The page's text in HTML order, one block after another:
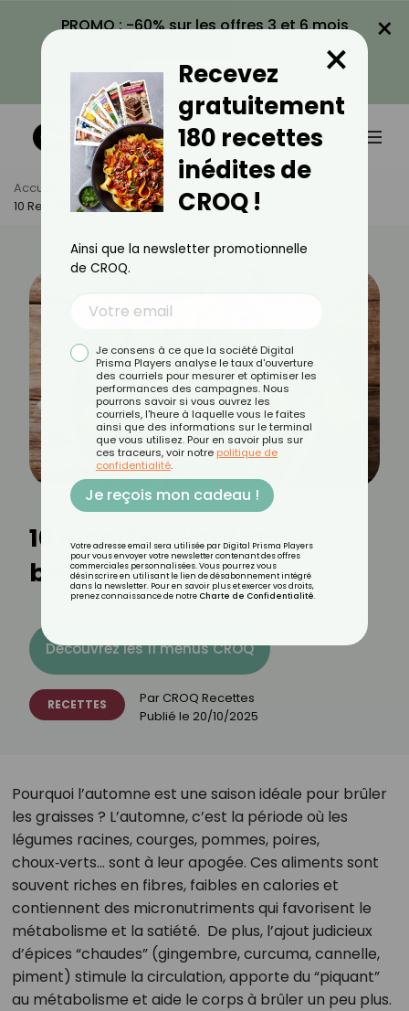
PROMO : -60% sur les offres 3 et 6 mois
VOIR LA PROMO
×
Accueil Actus
Recettes
10 Recettes D'automne Brûle-Graisses
10 recettes d'automne
brûle-graisses
Découvrez les 11 menus CROQ
RECETTES Par CROQ Recettes
Publié le 20/10/2025
Pourquoi l’automne est une saison idéale pour brûler
les graisses ? L’automne, c’est la période où les
légumes racines, courges, pommes, poires,
choux‑verts… sont à leur apogée. Ces aliments sont
souvent riches en fibres, faibles en calories et
contiennent des micronutriments qui favorisent le
métabolisme et la satiété. De plus, l’ajout judicieux
d’épices “chaudes” (gingembre, curcuma, cannelle,
piment) stimule la circulation, apporte du “piquant”
au métabolisme et aide le corps à brûler un peu plus.
Recevez
gratuitement
180 recettes
inédites de
CROQ !
×
Ainsi que la newsletter promotionnelle
de CROQ.
Je consens à ce que la société Digital
Prisma Players analyse le taux d'ouverture
des courriels pour mesurer et optimiser les
performances des campagnes. Nous
pourrons savoir si vous ouvrez les
courriels, l'heure à laquelle vous le faites
ainsi que des informations sur le terminal
que vous utilisez. Pour en savoir plus sur
ces traceurs, voir notre politique de
confidentialité.
Je reçois mon cadeau !
Votre adresse email sera utilisée par Digital Prisma Players
pour vous envoyer votre newsletter contenant des offres
commerciales personnalisées. Vous pourrez vous
désinscrire en utilisant le lien de désabonnement intégré
dans la newsletter. Pour en savoir plus et exercer vos droits,
prenez connaissance de notre Charte de Confidentialité.